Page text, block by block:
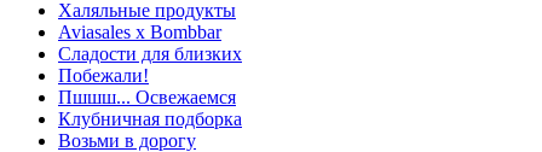
Халяльные продукты
Aviasales x Bombbar
Сладости для близких
Побежали!
Пшшш... Освежаемся
Клубничная подборка
Возьми в дорогу